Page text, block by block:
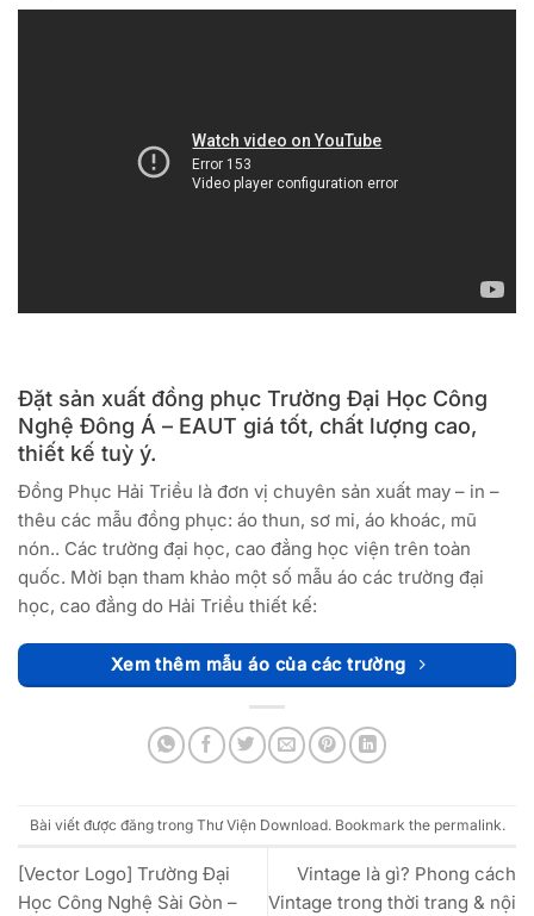
Đặt sản xuất đồng phục Trường Đại Học Công
Nghệ Đông Á – EAUT giá tốt, chất lượng cao,
thiết kế tuỳ ý.
Đồng Phục Hải Triều là đơn vị chuyên sản xuất may – in –
thêu các mẫu đồng phục: áo thun, sơ mi, áo khoác, mũ
nón.. Các trường đại học, cao đẳng học viện trên toàn
quốc. Mời bạn tham khảo một số mẫu áo các trường đại
học, cao đẳng do Hải Triều thiết kế:
Xem thêm mẫu áo của các trường
Bài viết được đăng trong Thư Viện Download. Bookmark the permalink.
[Vector Logo] Trường Đại
Học Công Nghệ Sài Gòn –
Vintage là gì? Phong cách
Vintage trong thời trang & nội